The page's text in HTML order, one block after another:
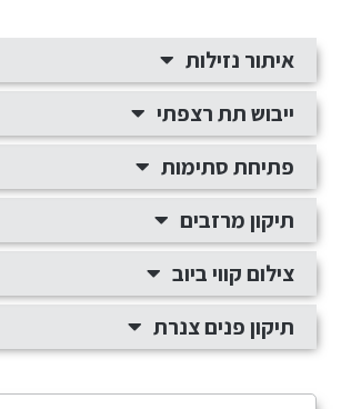
איתור נזילות
ייבוש תת רצפתי
פתיחת סתימות
תיקון מרזבים
צילום קווי ביוב
תיקון פנים צנרת